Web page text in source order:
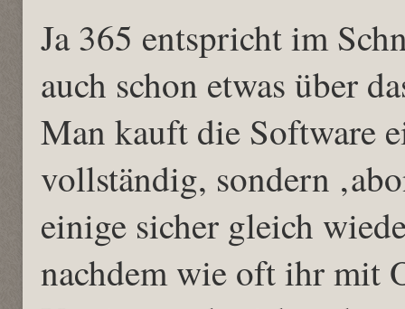
Ja 365 entspricht im
auch schon etwas über
Man kauft die Software
vollständig, sondern
einige sicher gleich
nachdem wie oft ihr mit